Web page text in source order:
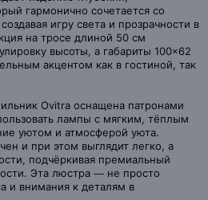
гармонично сочетается со
игру света и прозрачности в
на тросе длиной 50 см
высоты, а габариты 100×62
акцентом как в гостиной, так
Ovitra оснащена патронами
лампы с мягким, тёплым
уютом и атмосферой уюта.
и при этом выглядит легко, а
подчёркивая премиальный
Эта люстра — не просто
и внимания к деталям в